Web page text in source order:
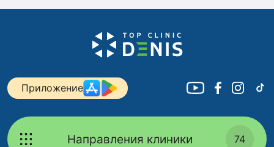
Приложение
Направления клиники 74